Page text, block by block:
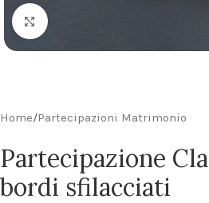
Click to enlarge
Home/Partecipazioni Matrimonio
Partecipazione
bordi sfilacciati